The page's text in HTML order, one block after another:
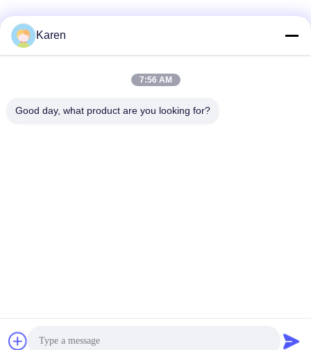
Fornitore. 2022-2026 Wuxi East Group Trading Co.,Ltd Tutti. Tutti
Karen
7:56 AM
Good day, what product are you looking for?